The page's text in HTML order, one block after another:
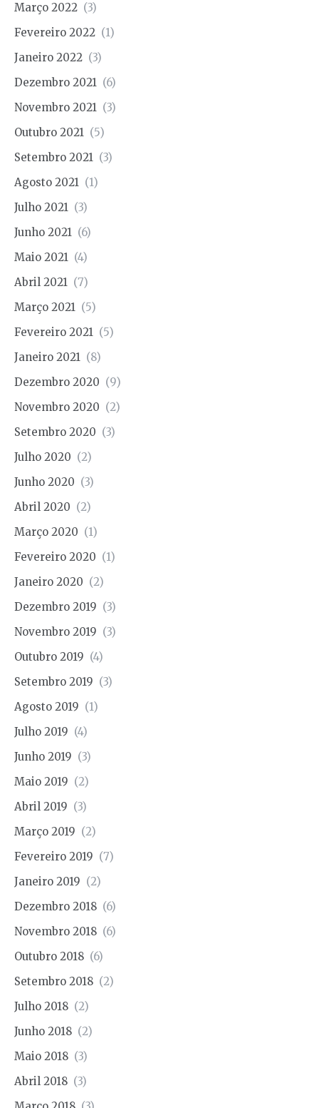
Março 2022 (3)
Fevereiro 2022 (1)
Janeiro 2022 (3)
Dezembro 2021 (6)
Novembro 2021 (3)
Outubro 2021 (5)
Setembro 2021 (3)
Agosto 2021 (1)
Julho 2021 (3)
Junho 2021 (6)
Maio 2021 (4)
Abril 2021 (7)
Março 2021 (5)
Fevereiro 2021 (5)
Janeiro 2021 (8)
Dezembro 2020 (9)
Novembro 2020 (2)
Setembro 2020 (3)
Julho 2020 (2)
Junho 2020 (3)
Abril 2020 (2)
Março 2020 (1)
Fevereiro 2020 (1)
Janeiro 2020 (2)
Dezembro 2019 (3)
Novembro 2019 (3)
Outubro 2019 (4)
Setembro 2019 (3)
Agosto 2019 (1)
Julho 2019 (4)
Junho 2019 (3)
Maio 2019 (2)
Abril 2019 (3)
Março 2019 (2)
Fevereiro 2019 (7)
Janeiro 2019 (2)
Dezembro 2018 (6)
Novembro 2018 (6)
Outubro 2018 (6)
Setembro 2018 (2)
Julho 2018 (2)
Junho 2018 (2)
Maio 2018 (3)
Abril 2018 (3)